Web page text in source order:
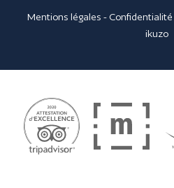
Mentions légales - Confidentialité
ikuzo